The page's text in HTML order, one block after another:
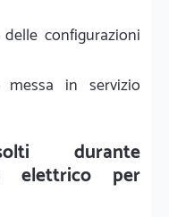
configurazioni
in servizio
durante
elettrico per